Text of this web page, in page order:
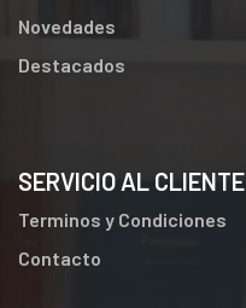
Novedades
Destacados
SERVICIO AL CLIENTE
Terminos y Condiciones
Contacto